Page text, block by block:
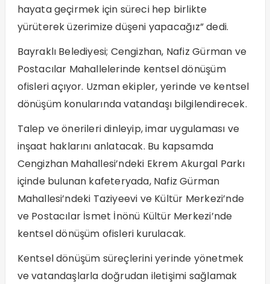
hayata geçirmek için süreci hep birlikte
yürüterek üzerimize düşeni yapacağız” dedi.
Bayraklı Belediyesi; Cengizhan, Nafiz Gürman ve
Postacılar Mahallelerinde kentsel dönüşüm
ofisleri açıyor. Uzman ekipler, yerinde ve kentsel
dönüşüm konularında vatandaşı bilgilendirecek.
Talep ve önerileri dinleyip, imar uygulaması ve
inşaat haklarını anlatacak. Bu kapsamda
Cengizhan Mahallesi’ndeki Ekrem Akurgal Parkı
içinde bulunan kafeteryada, Nafiz Gürman
Mahallesi’ndeki Taziyeevi ve Kültür Merkezi’nde
ve Postacılar İsmet İnönü Kültür Merkezi’nde
kentsel dönüşüm ofisleri kurulacak.
Kentsel dönüşüm süreçlerini yerinde yönetmek
ve vatandaşlarla doğrudan iletişimi sağlamak